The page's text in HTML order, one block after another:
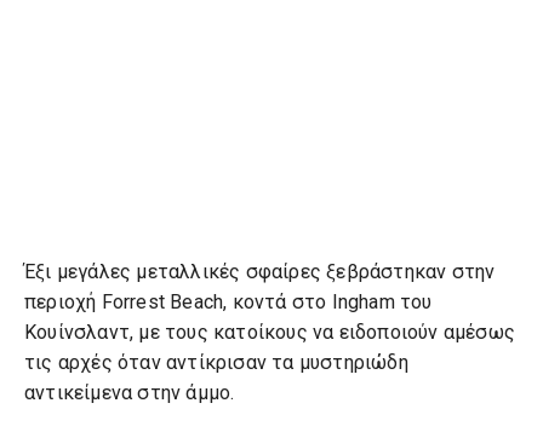
Έξι μεγάλες μεταλλικές σφαίρες ξεβράστηκαν στην
περιοχή Forrest Beach, κοντά στο Ingham του
Κουίνσλαντ, με τους κατοίκους να ειδοποιούν αμέσως
τις αρχές όταν αντίκρισαν τα μυστηριώδη
αντικείμενα στην άμμο.